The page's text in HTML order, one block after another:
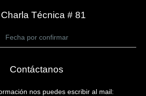
Técnica # 81
Fecha por confirmar
Contáctanos
nos puedes escribir al mail: